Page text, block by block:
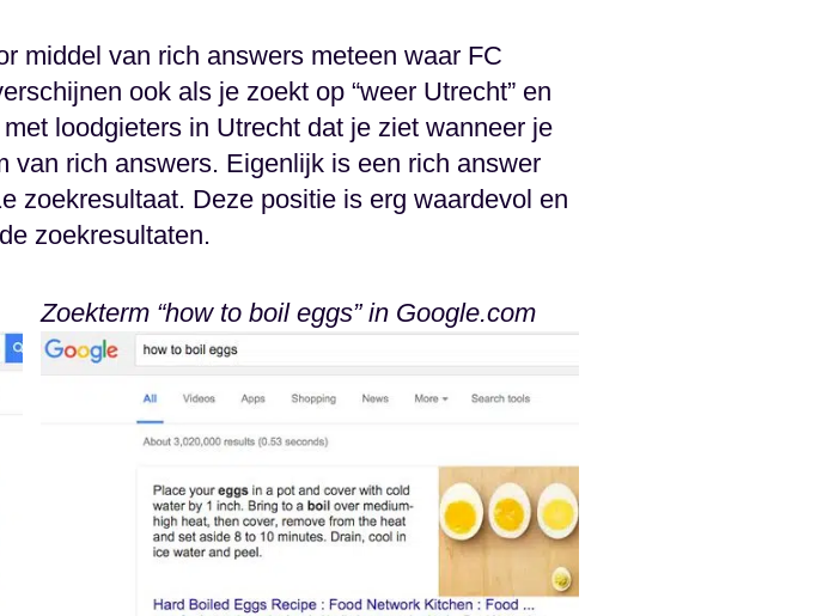
middel van rich answers meteen waar FC
ook als je zoekt op “weer Utrecht” en
loodgieters in Utrecht dat je ziet wanneer je
van rich answers. Eigenlijk is een rich answer
zoekresultaat. Deze positie is erg waardevol en
zoekresultaten.
Zoekterm “how to boil eggs” in Google.com